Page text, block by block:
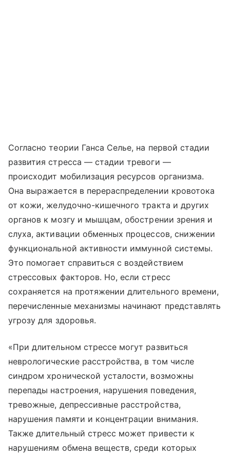
Согласно теории Ганса Селье, на первой стадии
развития стресса — стадии тревоги —
происходит мобилизация ресурсов организма.
Она выражается в перераспределении кровотока
от кожи, желудочно-кишечного тракта и других
органов к мозгу и мышцам, обострении зрения и
слуха, активации обменных процессов, снижении
функциональной активности иммунной системы.
Это помогает справиться с воздействием
стрессовых факторов. Но, если стресс
сохраняется на протяжении длительного времени,
перечисленные механизмы начинают представлять
угрозу для здоровья.
«При длительном стрессе могут развиться
неврологические расстройства, в том числе
синдром хронической усталости, возможны
перепады настроения, нарушения поведения,
тревожные, депрессивные расстройства,
нарушения памяти и концентрации внимания.
Также длительный стресс может привести к
нарушениям обмена веществ, среди которых